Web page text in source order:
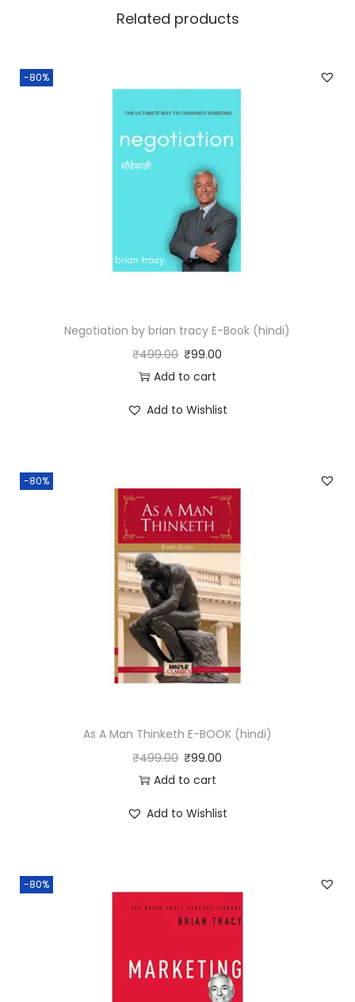
Related products
-80%
Negotiation by brian tracy E-Book (hindi)
₹499.00 ₹99.00
Add to cart
Add to Wishlist
-80%
As A Man Thinketh E-BOOK (hindi)
₹499.00 ₹99.00
Add to cart
Add to Wishlist
-80%